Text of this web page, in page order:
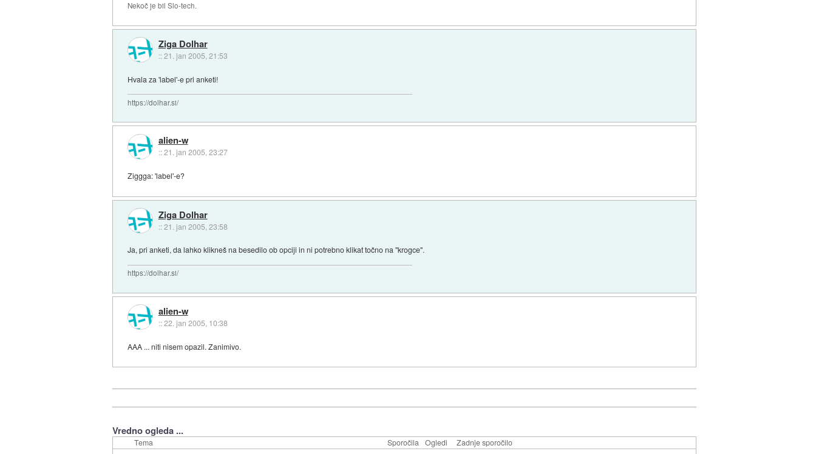
Nekoč je bil Slo-tech.
Ziga Dolhar
::21. jan 2005, 21:53
Hvala za 'label'-e pri anketi!
https://dolhar.si/
alien-w
::21. jan 2005, 23:27
Ziggga: 'label'-e?
Ziga Dolhar
::21. jan 2005, 23:58
Ja, pri anketi, da lahko klikneš na besedilo ob opciji in ni potrebno klikat točno na "krogce".
https://dolhar.si/
alien-w
::22. jan 2005, 10:38
AAA ... niti nisem opazil. Zanimivo.
Vredno ogleda ...
Tema Sporočila Ogledi Zadnje sporočilo